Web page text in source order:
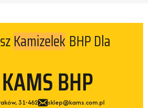
Kamizelek BHP Dla
BHP
31-462
sklep@kams.com.pl